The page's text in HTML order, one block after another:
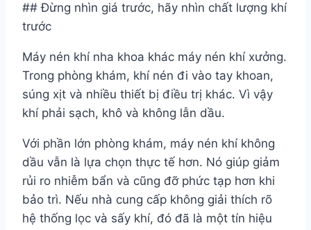
## Đừng nhìn giá trước, hãy nhìn chất lượng khí
trước
Máy nén khí nha khoa khác máy nén khí xưởng.
Trong phòng khám, khí nén đi vào tay khoan,
súng xịt và nhiều thiết bị điều trị khác. Vì vậy
khí phải sạch, khô và không lẫn dầu.
Với phần lớn phòng khám, máy nén khí không
dầu vẫn là lựa chọn thực tế hơn. Nó giúp giảm
rủi ro nhiễm bẩn và cũng đỡ phức tạp hơn khi
bảo trì. Nếu nhà cung cấp không giải thích rõ
hệ thống lọc và sấy khí, đó đã là một tín hiệu